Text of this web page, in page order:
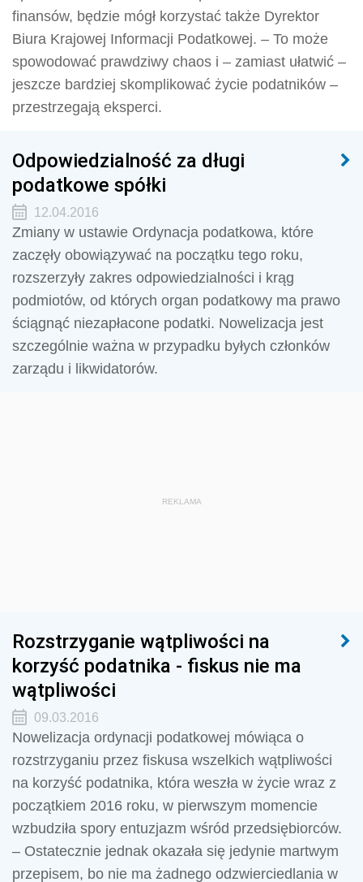
finansów, będzie mógł korzystać także Dyrektor
Biura Krajowej Informacji Podatkowej. – To może
spowodować prawdziwy chaos i – zamiast ułatwić –
jeszcze bardziej skomplikować życie podatników –
przestrzegają eksperci.
Odpowiedzialność za długi
podatkowe spółki
12.04.2016
Zmiany w ustawie Ordynacja podatkowa, które
zaczęły obowiązywać na początku tego roku,
rozszerzyły zakres odpowiedzialności i krąg
podmiotów, od których organ podatkowy ma prawo
ściągnąć niezapłacone podatki. Nowelizacja jest
szczególnie ważna w przypadku byłych członków
zarządu i likwidatorów.
REKLAMA
Rozstrzyganie wątpliwości na
korzyść podatnika - fiskus nie ma
wątpliwości
09.03.2016
Nowelizacja ordynacji podatkowej mówiąca o
rozstrzyganiu przez fiskusa wszelkich wątpliwości
na korzyść podatnika, która weszła w życie wraz z
początkiem 2016 roku, w pierwszym momencie
wzbudziła spory entuzjazm wśród przedsiębiorców.
– Ostatecznie jednak okazała się jedynie martwym
przepisem, bo nie ma żadnego odzwierciedlania w